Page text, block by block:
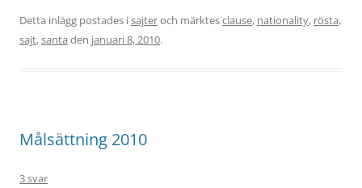
Detta inlägg postades isajteroch märktesclause, nationality, rösta,
sajt,santa den januari 8, 2010.
Målsättning 2010
3 svar